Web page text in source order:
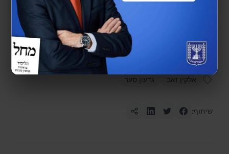
אלקין זאב גדעון סער
שיתוף: